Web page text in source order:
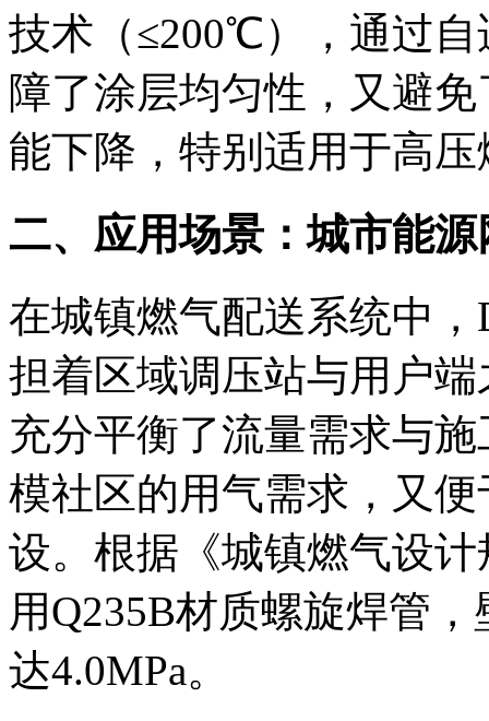
技术（≤200℃），通过
障了涂层均匀性，又避
能下降，特别适用于高
二、应用场景：城市能
在城镇燃气配送系统中
担着区域调压站与用户
充分平衡了流量需求与
模社区的用气需求，又
设。根据《城镇燃气设
用Q235B材质螺旋焊管
达4.0MPa。